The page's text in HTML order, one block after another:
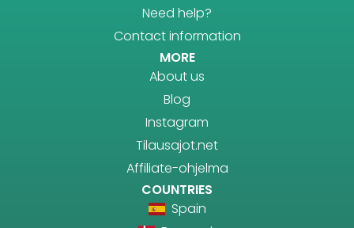
Need help?
Contact information
MORE
About us
Blog
Instagram
Tilausajot.net
Affiliate-ohjelma
COUNTRIES
Spain